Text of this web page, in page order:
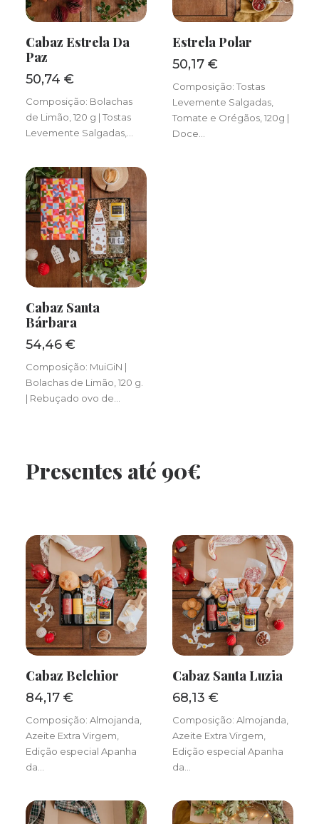
Cabaz Estrela Da
Paz
50,74 €
Composição: Bolachas
de Limão, 120 g | Tostas
Levemente Salgadas,…
Estrela Polar
50,17 €
Composição: Tostas
Levemente Salgadas,
Tomate e Orégãos, 120g |
Doce…
Cabaz Santa
Bárbara
54,46 €
Composição: MuiGiN |
Bolachas de Limão, 120 g.
| Rebuçado ovo de…
Presentes até 90€
Cabaz Belchior
84,17 €
Composição: Almojanda,
Azeite Extra Virgem,
Edição especial Apanha
da…
Cabaz Santa Luzia
68,13 €
Composição: Almojanda,
Azeite Extra Virgem,
Edição especial Apanha
da…